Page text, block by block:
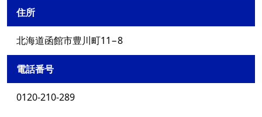
住所
北海道函館市豊川町11−8
電話番号
0120-210-289